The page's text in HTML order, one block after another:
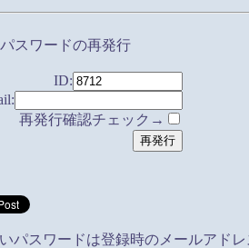
パスワードの再発行
ID:
再発行確認チェック→
パスワードは登録時のメールアド